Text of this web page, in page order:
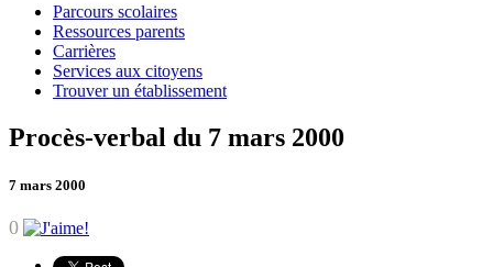
Parcours scolaires
Ressources parents
Carrières
Services aux citoyens
Trouver un établissement
Procès-verbal du 7 mars 2000
7 mars 2000
0